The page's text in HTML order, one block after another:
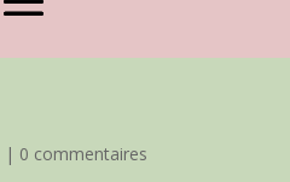
| 0 commentaires